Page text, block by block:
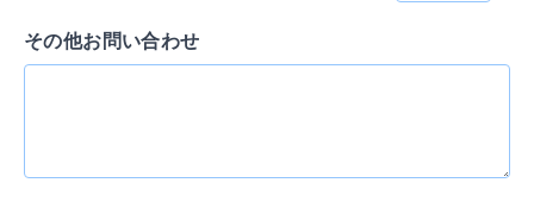
その他お問い合わせ